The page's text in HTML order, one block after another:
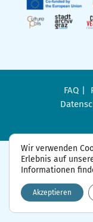
FAQ
Wir verwenden
Erlebnis auf
Informationen
Akzeptieren